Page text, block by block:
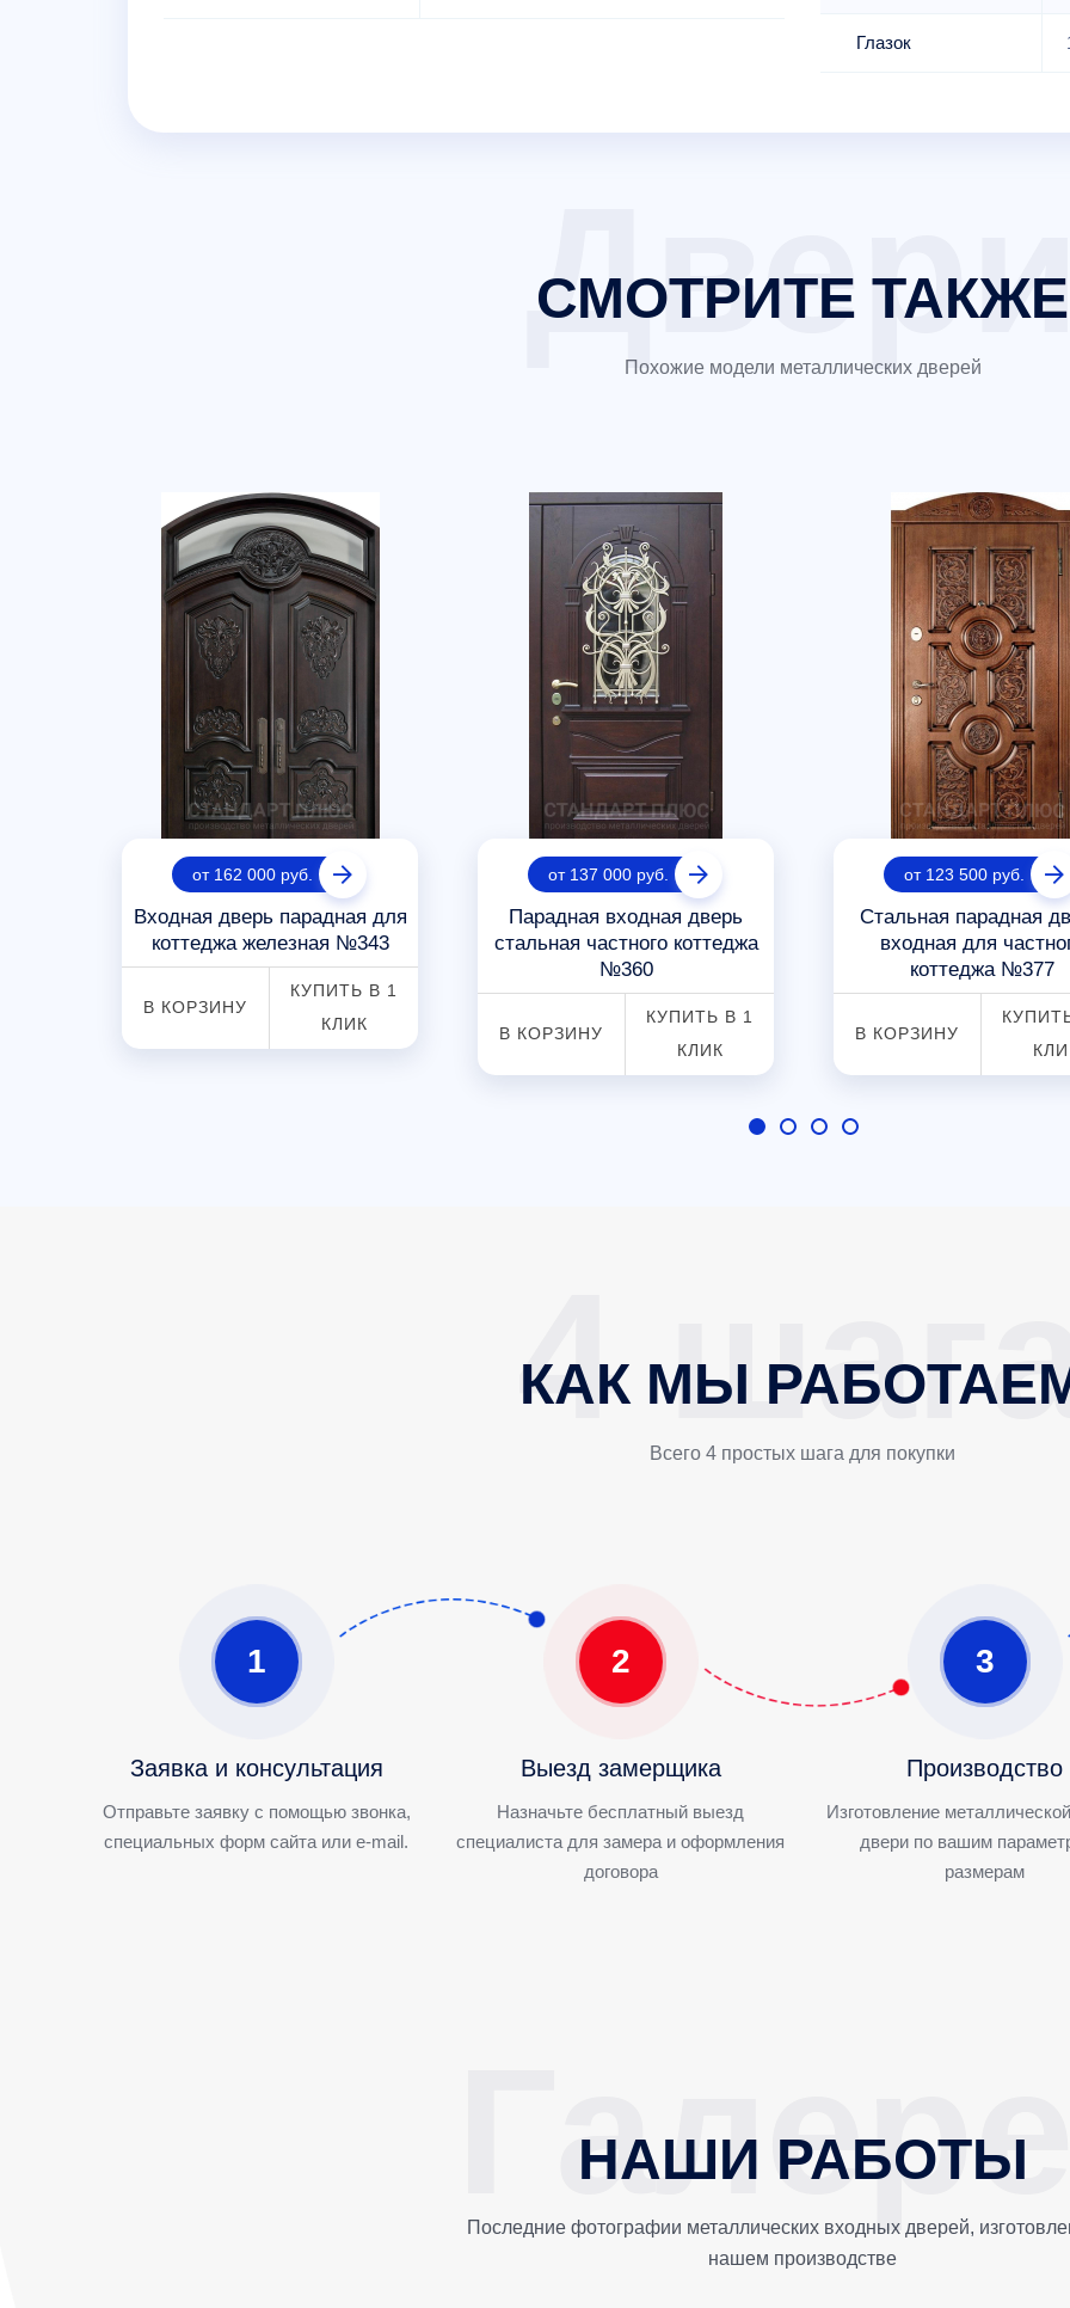
Глазок
СМОТРИТЕ ТАКЖЕ
Похожие модели металлических дверей
от 162 000 руб.
Входная дверь парадная для
коттеджа железная №343
В КОРЗИНУ
КУПИТЬ В 1
КЛИК
от 137 000 руб.
Парадная входная дверь
стальная частного коттеджа
№360
В КОРЗИНУ
КУПИТЬ В 1
КЛИК
от 123 500 руб.
Стальная парадная
входная для
коттеджа №377
В КОРЗИНУ
КАК МЫ
Всего 4 простых шага для покупки
1
Заявка и консультация
Отправьте заявку с помощью звонка,
специальных форм сайта или e-mail.
2
Выезд замерщика
Назначьте бесплатный выезд
специалиста для замера и оформления
договора
3
Производство
Изготовление
двери по вашим
размерам
НАШИ РАБОТЫ
Последние фотографии металлических входных дверей,
нашем производстве